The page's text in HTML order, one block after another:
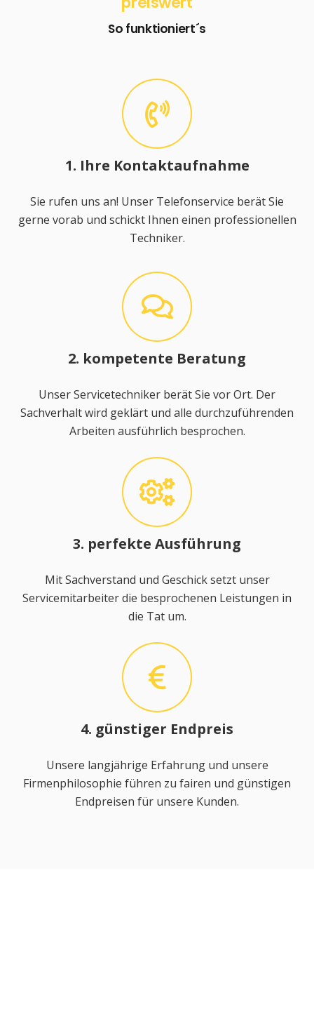
So funktioniert´s
1. Ihre Kontaktaufnahme
Sie rufen uns an! Unser Telefonservice berät Sie
gerne vorab und schickt Ihnen einen professionellen
Techniker.
2. kompetente Beratung
Unser Servicetechniker berät Sie vor Ort. Der
Sachverhalt wird geklärt und alle durchzuführenden
Arbeiten ausführlich besprochen.
3. perfekte Ausführung
Mit Sachverstand und Geschick setzt unser
Servicemitarbeiter die besprochenen Leistungen in
die Tat um.
4. günstiger Endpreis
Unsere langjährige Erfahrung und unsere
Firmenphilosophie führen zu fairen und günstigen
Endpreisen für unsere Kunden.